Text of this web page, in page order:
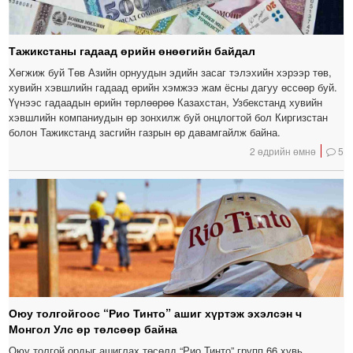
Тажикстаны гадаад өрийн өнөөгийн байдал
Хөгжиж буй Төв Азийн орнуудын эдийн засаг тэлэхийн хэрээр төв,
хувийн хэвшлийн гадаад өрийн хэмжээ жам ёсны дагуу өссөөр буй.
Үүнээс гадаадын өрийн төрлөөрөө Казахстан, Узбекстанд хувийн
хэвшлийн компаниудын өр зонхилж буй онцлогтой бол Киргизстан
болон Тажикстанд засгийн газрын өр давамгайлж байна.
2 өдрийн өмнө 5
Оюу толгойгоос “Рио Тинто” ашиг хүртэж эхэлсэн ч
Монгол Улс өр төлсөөр байна